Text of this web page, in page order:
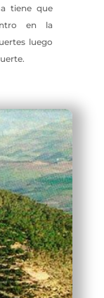
tiene que
en la
luego